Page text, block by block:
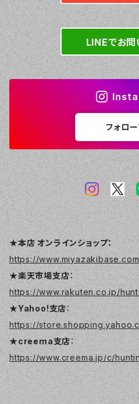
eetie!ピンクあ
ります！
LINEでお
フォロ
★本店 オンラインショップ：
https://
★楽天市場支店：
https://www.rakuten.co.jp/
★Yahoo!支店：
https://
★creema支店：
https://www.creema.jp/c/